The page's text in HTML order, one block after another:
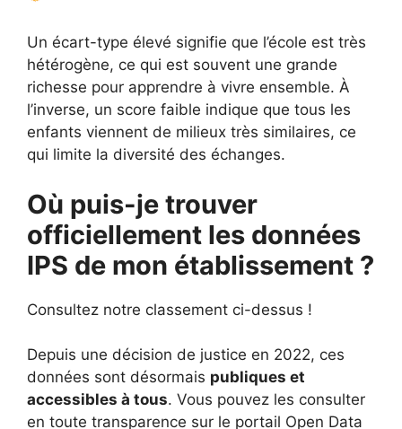
Un écart-type élevé signifie que l’école est très
hétérogène, ce qui est souvent une grande
richesse pour apprendre à vivre ensemble. À
l’inverse, un score faible indique que tous les
enfants viennent de milieux très similaires, ce
qui limite la diversité des échanges.
Où puis-je trouver
officiellement les données
IPS de mon établissement ?
Consultez notre classement ci-dessus !
Depuis une décision de justice en 2022, ces
données sont désormais publiques et
accessibles à tous. Vous pouvez les consulter
en toute transparence sur le portail Open Data